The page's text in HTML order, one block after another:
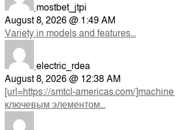
mostbet_jtpi
August 8, 2026 @ 1:49 AM
Variety in models and features...
electric_rdea
August 8, 2026 @ 12:38 AM
[url=https://smtcl-americas.com/
ключевым элементом...